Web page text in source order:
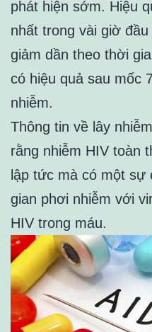
phát hiện sớm. Hiệu
nhất trong vài giờ
giảm dần theo thời
có hiệu quả sau mốc
nhiễm.
Thông tin về lây
rằng nhiễm HIV toàn
lập tức mà có một sự
gian phơi nhiễm với
HIV trong máu.